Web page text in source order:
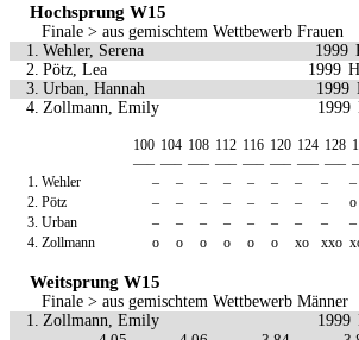
Hochsprung W15
Finale > aus gemischtem Wettbewerb Frauen
1.
Wehler, Serena 1999
2. Pötz, Lea 1999
3. Urban, Hannah 1999
4. Zollmann, Emily 1999
100 104 108 112 116 120 124 128
—– —– —– —– —– —– —– —–
1. Wehler – – – – – – – – –
2. Pötz – – – – – – – – o
3. Urban – – – – – – – – –
4. Zollmann o o o o o o xo xxo
Weitsprung W15
Finale > aus gemischtem Wettbewerb Männer
1.
Zollmann, Emily 1999